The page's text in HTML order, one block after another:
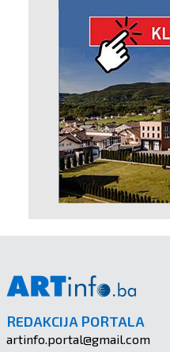
REDAKCIJA PORTALA
artinfo.portal@gmail.com